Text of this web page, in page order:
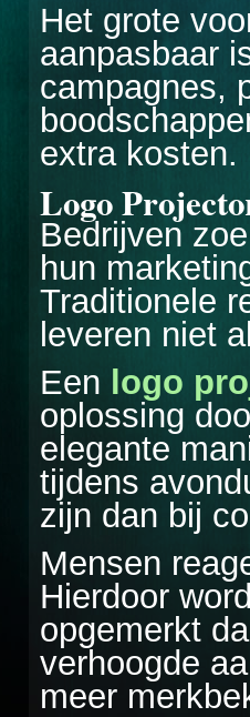
Het grote
aanpasbaar
campagnes,
extra kosten.
Logo
Bedrijven
hun
Traditionele
leveren niet
Een logo
oplossing
elegante
tijdens
zijn dan bij
Mensen
Hierdoor
opgemerkt
verhoogde
meer